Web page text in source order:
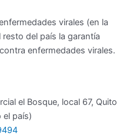
virales (en la
del país la garantía
enfermedades virales.
el Bosque, local 67, Quito
el país)